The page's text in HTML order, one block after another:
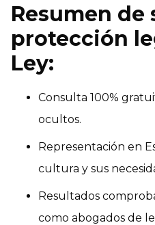
Resumen de
protección
Ley:
Consulta 100%
ocultos.
Representación en
cultura y sus
Resultados
como abogados de